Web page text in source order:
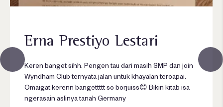
Erna Prestiyo Lestari
Keren banget sihh. Pengen tau dari masih SMP dan join
Wyndham Club ternyata jalan untuk khayalan tercapai.
Omaigat kerenn bangettttt so borjuiss😊 Bikin kitab isa
ngerasain aslinya tanah Germany